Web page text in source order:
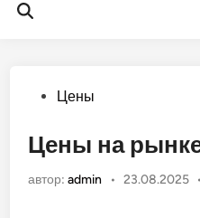
Открыть
Опубликовано
Цены
Цены на
автор:admin • 23.08.2025 •